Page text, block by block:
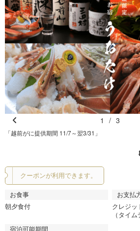
Pr
o
「越前がに提供期間 11/7～翌3/31」
1 / 3
クーポンが利用できます。
お食事
朝夕食付
お支払
クレジッ
（タイ
宿泊可能期間